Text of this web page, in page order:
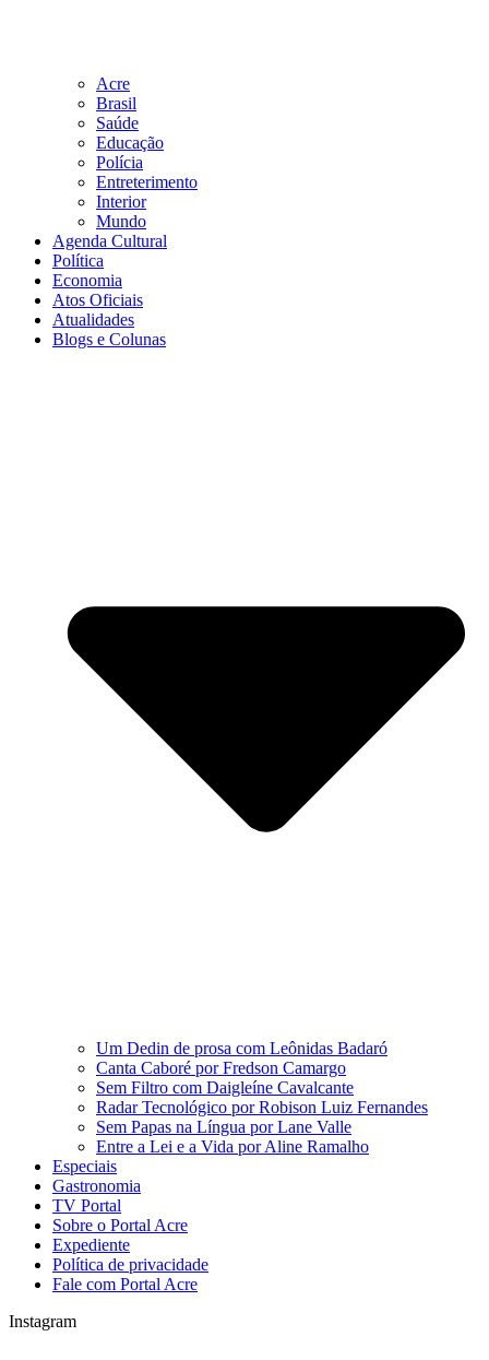
Acre
Brasil
Saúde
Educação
Polícia
Entreterimento
Interior
Mundo
Agenda Cultural
Política
Economia
Atos Oficiais
Atualidades
Blogs e Colunas
Um Dedin de prosa com Leônidas Badaró
Canta Caboré por Fredson Camargo
Sem Filtro com Daigleíne Cavalcante
Radar Tecnológico por Robison Luiz Fernandes
Sem Papas na Língua por Lane Valle
Entre a Lei e a Vida por Aline Ramalho
Especiais
Gastronomia
TV Portal
Sobre o Portal Acre
Expediente
Política de privacidade
Fale com Portal Acre
Instagram